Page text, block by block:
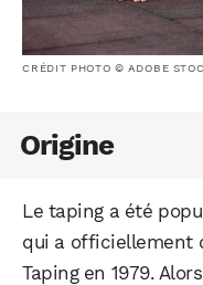
CRÉDIT PHOTO © ADOBE
Origine
Le taping a été
qui a officiellement
Taping en 1979.